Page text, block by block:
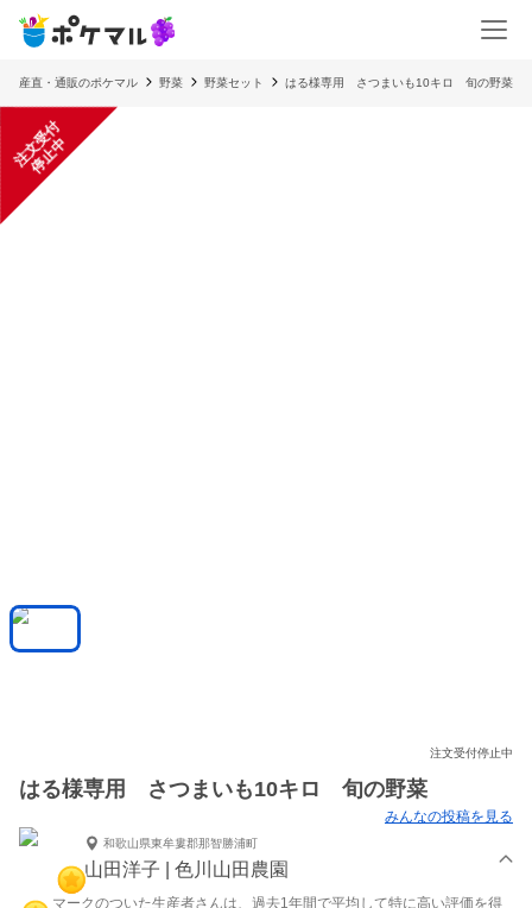
産直・通販のポケマル 野菜 野菜セット はる様専用 さつまいも10キロ 旬の野菜
注
文
受
付
停
止
中
注文受付停止中
はる様専用 さつまいも10キロ 旬の野菜
みんなの投稿を見る
和歌山県東牟婁郡那智勝浦町
山田洋子 | 色川山田農園
マークのついた生産者さんは、過去1年間で平均して特に高い評価を得